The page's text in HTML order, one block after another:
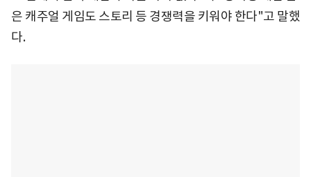
은 캐주얼 게임도 스토리 등 경쟁력을 키워야 한다"고 말했
다.